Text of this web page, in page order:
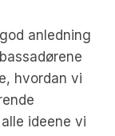
anledning
hvordan vi
ideene vi